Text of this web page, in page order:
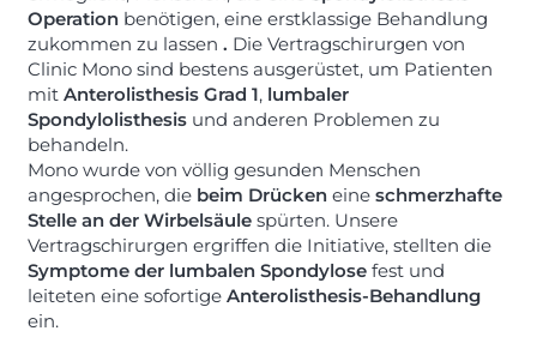
Operationbenötigen, eine erstklassige Behandlung
zukommen zu lassen . Die Vertragschirurgen von
Clinic Mono sind bestens ausgerüstet, um Patienten
mit Anterolisthesis Grad 1, lumbaler
Spondylolisthesisund anderen Problemen zu
behandeln.
Mono wurde von völlig gesunden Menschen
angesprochen, die beim Drückeneine schmerzhafte
Stelle an der Wirbelsäulespürten. Unsere
Vertragschirurgen ergriffen die Initiative, stellten die
Symptome der lumbalen Spondylosefest und
leiteten eine sofortige Anterolisthesis-Behandlung
ein.